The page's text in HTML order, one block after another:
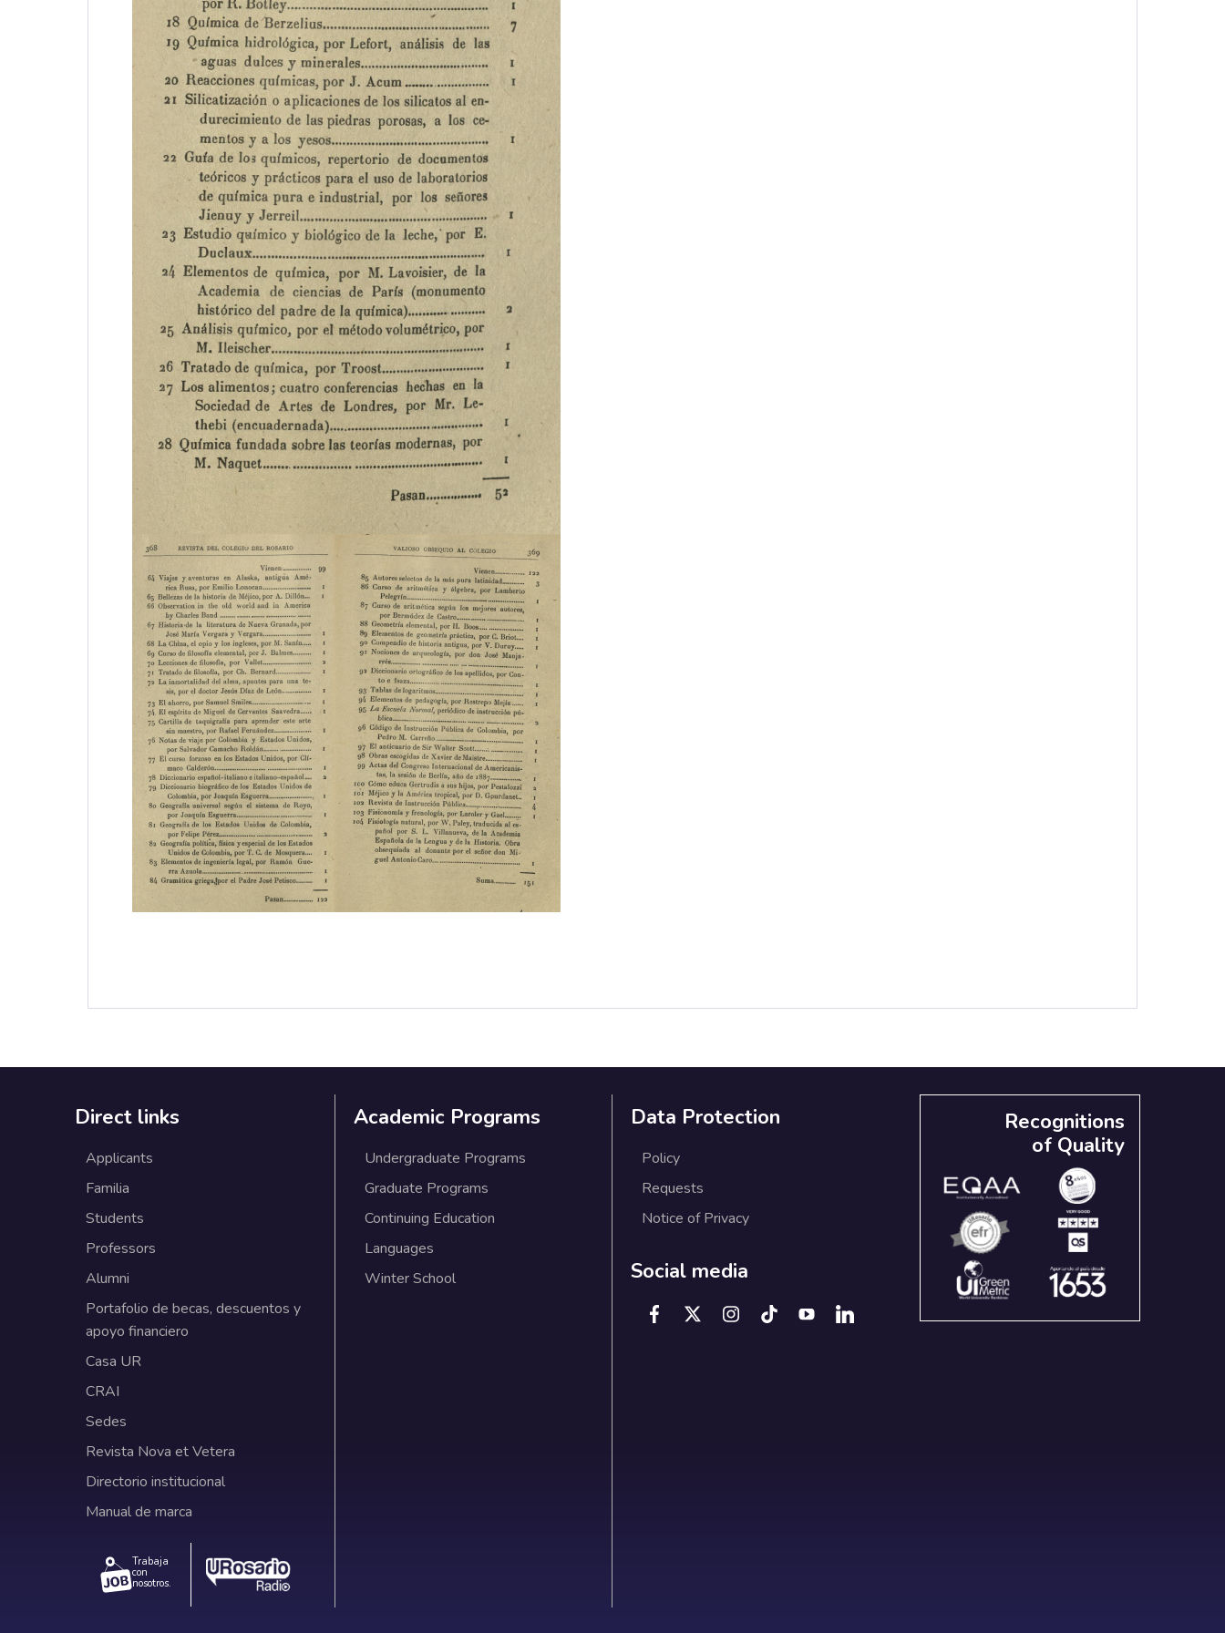
Direct links
Applicants
Familia
Students
Professors
Alumni
Portafolio de becas, descuentos y
apoyo financiero
Casa UR
CRAI
Sedes
Revista Nova et Vetera
Directorio institucional
Manual de marca
Trabaja
con
nosotros.
Academic Programs
Undergraduate Programs
Graduate Programs
Continuing Education
Languages
Winter School
Data Protection
Policy
Requests
Notice of Privacy
Social media
Recognitions
of Quality